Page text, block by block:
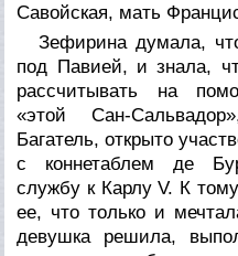
Савойская, мать
Зефирина думала,
под Павией, и знала,
рассчитывать на
«этой Сан-
Багатель, открыто
с коннетаблем де
службу к Карлу V. К
ее, что только и
девушка решила,